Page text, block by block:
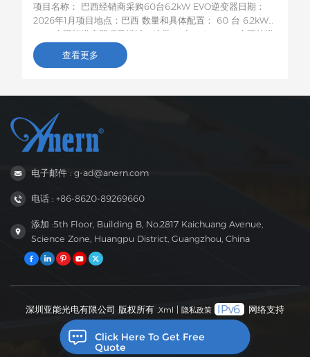
项目名称： 巴西经销商采购60台6.2kW EVO逆变器日期：
2026年1月项目地点：巴西 数量和具体配置： 60 台 6.2kW
EVO 太阳能逆变器项目描述：这批60台6.2kW EVO太阳能逆
变器将运往巴西，用于农村居民和小型企业的光伏储能项目。
这款6.2kW混合型逆变器支持双路交流输出，具备智能低电压
查看更多
电子邮件 : g-ad@anern.com
电话 : +86-8620-89269660
添加 :5th Floor, Building B, No.2817 Kaichuang Avenue,
Science Zone, Huangpu District, Guangzhou, China
深圳亚能光电有限公司 版权所有 .Xml 隐私政策 网络支持
Click Here To Get Free
Quote